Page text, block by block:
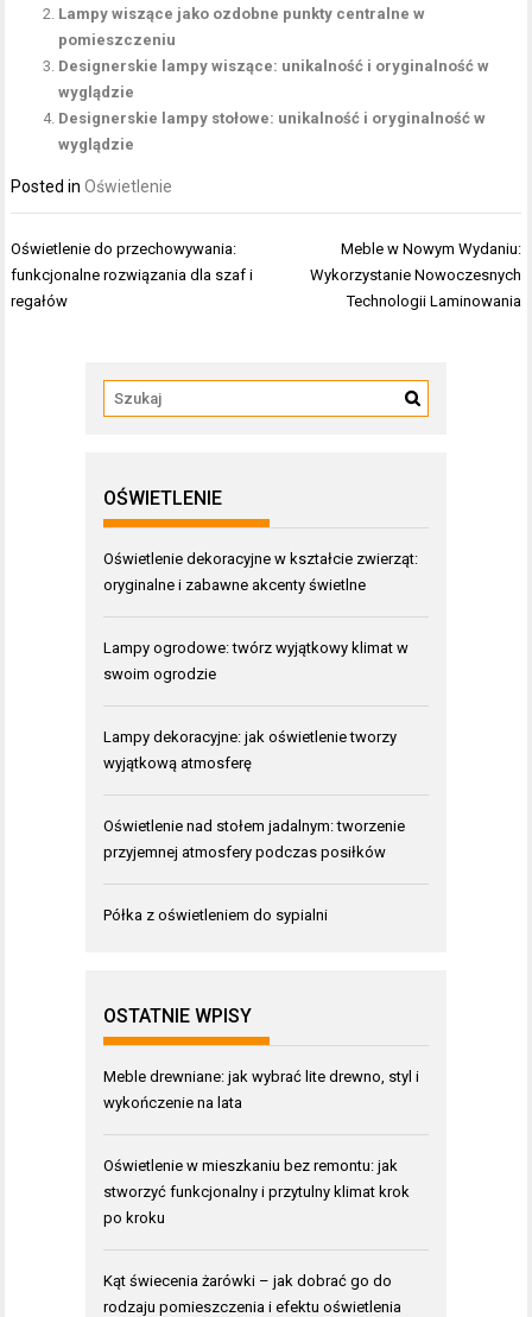
Lampy wiszące jako ozdobne punkty centralne w
pomieszczeniu
Designerskie lampy wiszące: unikalność i oryginalność w
wyglądzie
Designerskie lampy stołowe: unikalność i oryginalność w
wyglądzie
Posted inOświetlenie
Nawigacja
wpisu
Oświetlenie do przechowywania:
funkcjonalne rozwiązania dla szaf i
regałów
Meble w Nowym Wydaniu:
Wykorzystanie Nowoczesnych
Technologii Laminowania
OŚWIETLENIE
Oświetlenie dekoracyjne w kształcie zwierząt:
oryginalne i zabawne akcenty świetlne
Lampy ogrodowe: twórz wyjątkowy klimat w
swoim ogrodzie
Lampy dekoracyjne: jak oświetlenie tworzy
wyjątkową atmosferę
Oświetlenie nad stołem jadalnym: tworzenie
przyjemnej atmosfery podczas posiłków
Półka z oświetleniem do sypialni
OSTATNIE WPISY
Meble drewniane: jak wybrać lite drewno, styl i
wykończenie na lata
Oświetlenie w mieszkaniu bez remontu: jak
stworzyć funkcjonalny i przytulny klimat krok
po kroku
Kąt świecenia żarówki – jak dobrać go do
rodzaju pomieszczenia i efektu oświetlenia